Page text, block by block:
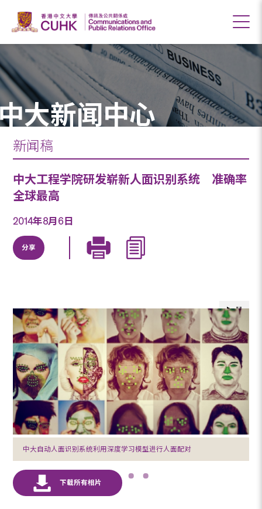
大新闻中心
新闻稿
中大工程学院研发崭新人面识别系统 准确率
全球最高
2014年8月6日
分享
中大自动人面识别系统利用深度学习模型进行人面配对